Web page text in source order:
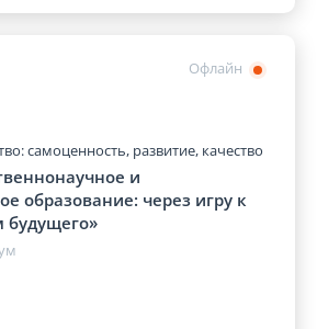
Офлайн
самоценность, развитие, качество
и
образование: через игру к